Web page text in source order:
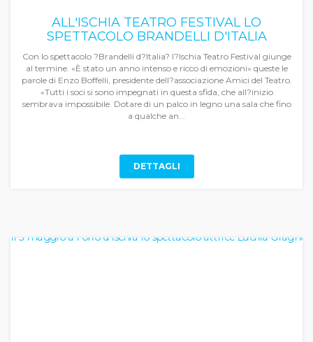
ALL'ISCHIA TEATRO FESTIVAL LO
SPETTACOLO BRANDELLI D'ITALIA
Con lo spettacolo ?Brandelli d?Italia? l?Ischia Teatro Festival giunge
al termine. «È stato un anno intenso e ricco di emozioni» queste le
parole di Enzo Boffelli, presidente dell?associazione Amici del Teatro.
«Tutti i soci si sono impegnati in questa sfida, che all?inizio
sembrava impossibile. Dotare di un palco in legno una sala che fino
a qualche an...
DETTAGLI